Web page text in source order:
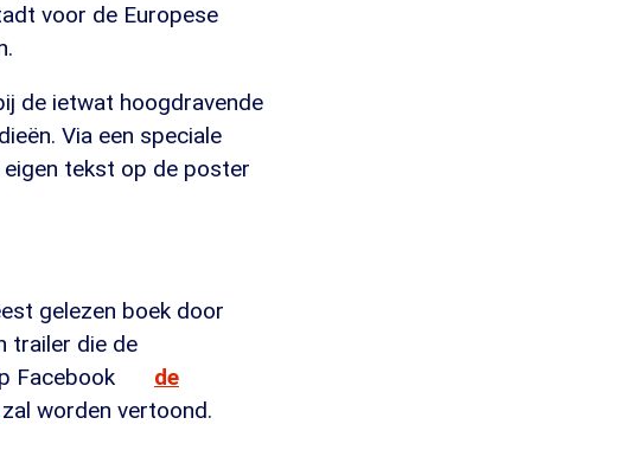
voor de Europese
de ietwat hoogdravende
Via een speciale
tekst op de poster
gelezen boek door
trailer die de
Facebook
de
zal worden vertoond.